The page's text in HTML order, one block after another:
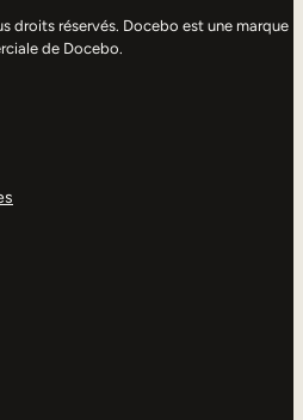
droits réservés. Docebo est une marque
de Docebo.